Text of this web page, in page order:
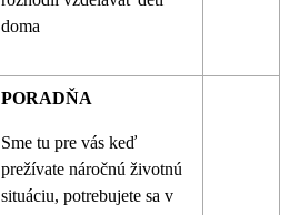
doma
PORADŇA
Sme tu pre vás keď
prežívate náročnú životnú
situáciu, potrebujete sa v